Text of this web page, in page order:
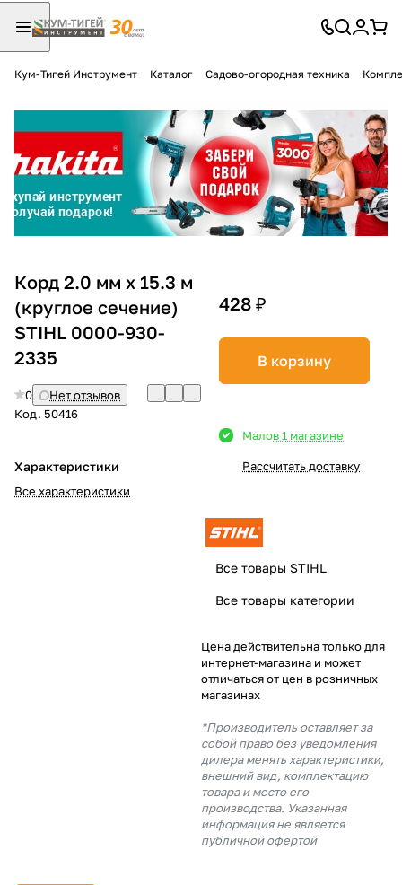
Кум-Тигей Инструмент Каталог Садово-огородная техника
Корд 2.0 мм х 15.3 м
(круглое сечение)
STIHL 0000-930-
2335
0
Нет отзывов
Код. 50416
Характеристики
Все характеристики
428 ₽
В корзину
Малов 1 магазине
Рассчитать доставку
Все товары STIHL
Все товары категории
Цена действительна только для
интернет-магазина и может
отличаться от цен в розничных
магазинах
*Производитель оставляет за
собой право без уведомления
дилера менять характеристики,
внешний вид, комплектацию
товара и место его
производства. Указанная
информация не является
публичной офертой
Разбейте
оплатуна части
без переплат
График платежей
Сегодня
25%
% картой любого банка
% будут
с вашей карты